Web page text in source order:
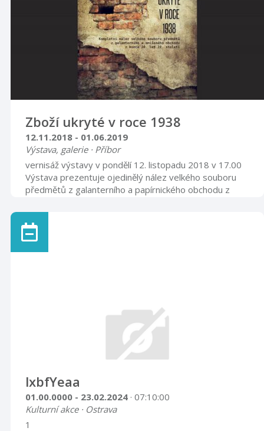
Zboží ukryté v roce 1938
12.11.2018 - 01.06.2019
Výstava, galerie · Příbor
vernisáž výstavy v pondělí 12. listopadu 2018 v 17.00
Výstava prezentuje ojedinělý nález velkého souboru
předmětů z galanterního a papírnického obchodu z
sklepě domu č. 16 v Příboře. Majitelé obchodu se
snažili tímto způsobem uchránit svůj majetek před
nacisty, následně po osvobození pak před
znárodněním. V roce 2014 se tyto předměty dostaly
lxbfYeaa
01.00.0000 - 23.02.2024 · 07:10:00
Kulturní akce · Ostrava
1